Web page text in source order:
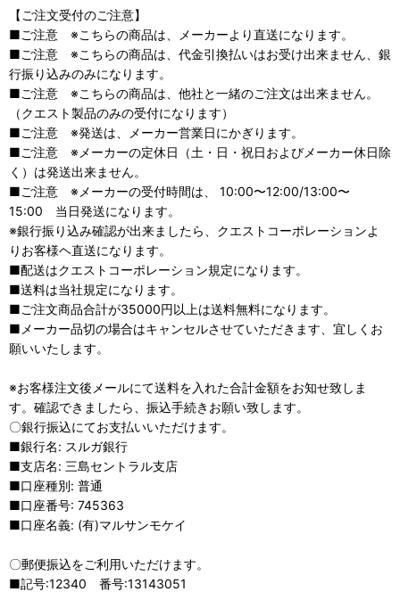
【ご注文受付のご注意】
■ご注意 ※こちらの商品は、メーカーより直送になります。
■ご注意 ※こちらの商品は、代金引換払いはお受け出来ません、銀
行振り込みのみになります。
■ご注意 ※こちらの商品は、他社と一緒のご注文は出来ません。
（クエスト製品のみの受付になります）
■ご注意 ※発送は、メーカー営業日にかぎります。
■ご注意 ※メーカーの定休日（土・日・祝日およびメーカー休日除
く）は発送出来ません。
■ご注意 ※メーカーの受付時間は、 10:00〜12:00/13:00〜
15:00 当日発送になります。
※銀行振り込み確認が出来ましたら、クエストコーポレーションよ
りお客様ヘ直送になります。
■配送はクエストコーポレーション規定になります。
■送料は当社規定になります。
■ご注文商品合計が35000円以上は送料無料になります。
■メーカー品切の場合はキャンセルさせていただきます、宜しくお
願いいたします。
※お客様注文後メールにて送料を入れた合計金額をお知せ致しま
す。確認できましたら、振込手続きお願い致します。
〇銀行振込にてお支払いいただけます。
■銀行名: スルガ銀行
■支店名: 三島セントラル支店
■口座種別: 普通
■口座番号: 745363
■口座名義: (有)マルサンモケイ
〇郵便振込をご利用いただけます。
■記号:12340 番号:13143051